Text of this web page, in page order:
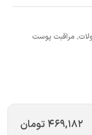
, مراقبت پوست
۴۶۹,۱۸۲ تومان